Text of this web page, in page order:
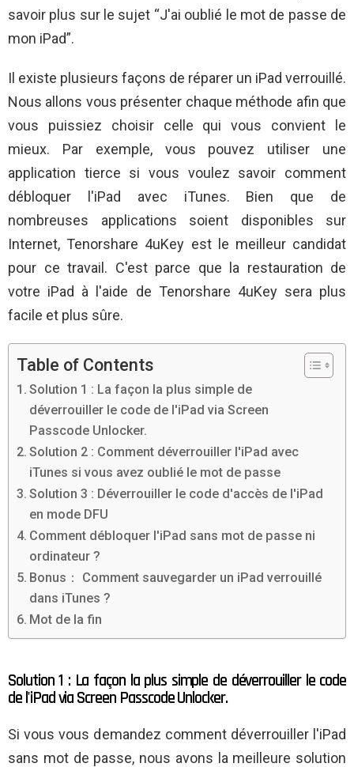
savoir plus sur le sujet “J'ai oublié le mot de passe de
mon iPad”.
Il existe plusieurs façons de réparer un iPad verrouillé.
Nous allons vous présenter chaque méthode afin que
vous puissiez choisir celle qui vous convient le
mieux. Par exemple, vous pouvez utiliser une
application tierce si vous voulez savoir comment
débloquer l'iPad avec iTunes. Bien que de
nombreuses applications soient disponibles sur
Internet, Tenorshare 4uKey est le meilleur candidat
pour ce travail. C'est parce que la restauration de
votre iPad à l'aide de Tenorshare 4uKey sera plus
facile et plus sûre.
Table of Contents
Solution 1 : La façon la plus simple de
déverrouiller le code de l'iPad via Screen
Passcode Unlocker.
Solution 2 : Comment déverrouiller l'iPad avec
iTunes si vous avez oublié le mot de passe
Solution 3 : Déverrouiller le code d'accès de l'iPad
en mode DFU
Comment débloquer l'iPad sans mot de passe ni
ordinateur ?
Bonus： Comment sauvegarder un iPad verrouillé
dans iTunes ?
Mot de la fin
Solution 1 : La façon la plus simple de déverrouiller le code
de l'iPad via Screen Passcode Unlocker.
Si vous vous demandez comment déverrouiller l'iPad
sans mot de passe, nous avons la meilleure solution